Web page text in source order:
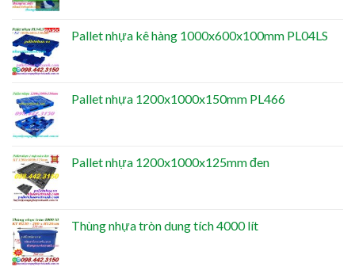
Pallet nhựa kê hàng 1000x600x100mm PL04LS
Pallet nhựa 1200x1000x150mm PL466
Pallet nhựa 1200x1000x125mm đen
Thùng nhựa tròn dung tích 4000 lít